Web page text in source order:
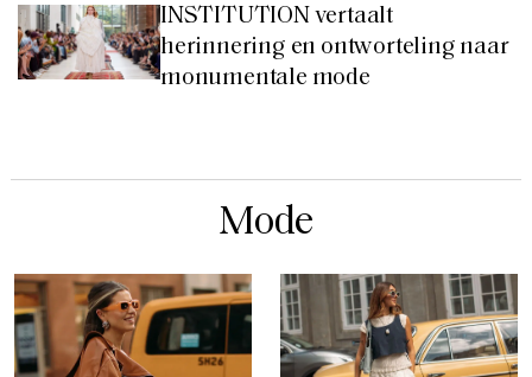
INSTITUTION vertaalt
herinnering en ontworteling naar
monumentale mode
Mode